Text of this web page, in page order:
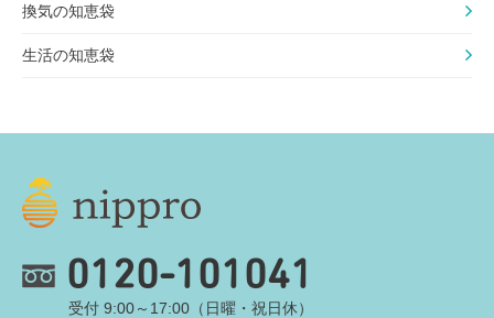
換気の知恵袋
生活の知恵袋
0120-101041
受付 9:00～17:00（日曜・祝日休）